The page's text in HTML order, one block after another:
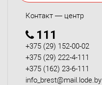
Контакт — центр
111
+375 (29) 152-00-02
+375 (29) 222-4-111
+375 (162) 23-6-111
info_brest@mail.lode.by